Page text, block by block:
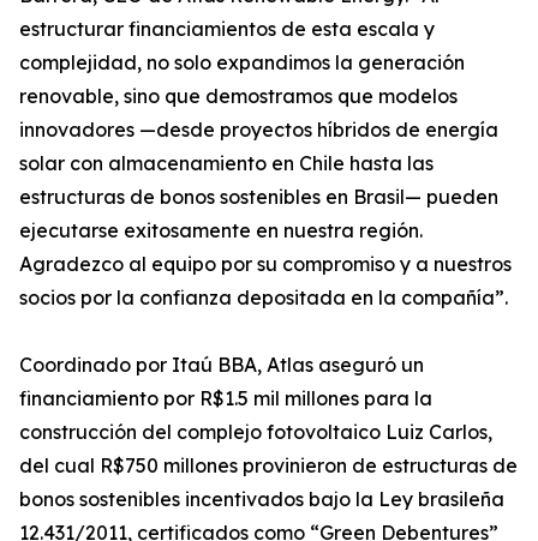
estructurar financiamientos de esta escala y
complejidad, no solo expandimos la generación
renovable, sino que demostramos que modelos
innovadores —desde proyectos híbridos de energía
solar con almacenamiento en Chile hasta las
estructuras de bonos sostenibles en Brasil— pueden
ejecutarse exitosamente en nuestra región.
Agradezco al equipo por su compromiso y a nuestros
socios por la confianza depositada en la compañía”.
Coordinado por Itaú BBA, Atlas aseguró un
financiamiento por R$1.5 mil millones para la
construcción del complejo fotovoltaico Luiz Carlos,
del cual R$750 millones provinieron de estructuras de
bonos sostenibles incentivados bajo la Ley brasileña
12.431/2011, certificados como “Green Debentures”